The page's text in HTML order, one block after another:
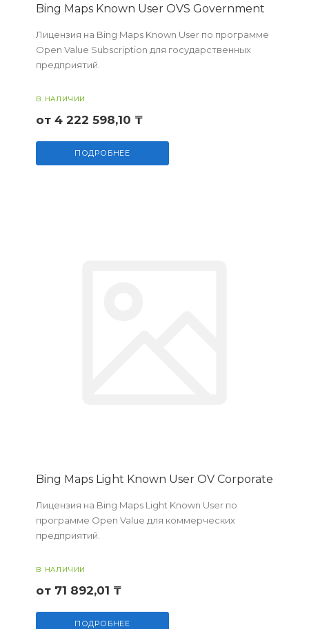
Bing Maps Known User OVS Government
Лицензия на Bing Maps Known User по программе
Open Value Subscription для государственных
предприятий.
В НАЛИЧИИ
от 4 222 598,10 ₸
ПОДРОБНЕЕ
Bing Maps Light Known User OV Corporate
Лицензия на Bing Maps Light Known User по
программе Open Value для коммерческих
предприятий.
В НАЛИЧИИ
от 71 892,01 ₸
ПОДРОБНЕЕ